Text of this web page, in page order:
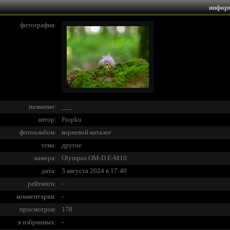
фотография:
название:
автор:
Ftopku
фотоальбом:
корневой каталог
тема:
другое
камера:
Olympus OM-D E-M10
дата:
3 августа 2024 в 17:40
рейтинги:
-
комментарии:
-
просмотров:
178
в избранных:
-